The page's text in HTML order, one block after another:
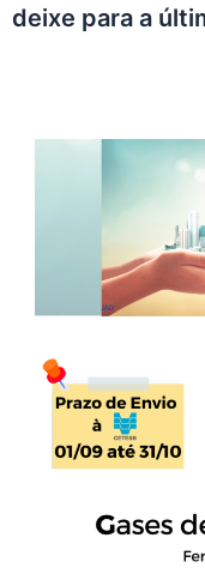
deixe para a